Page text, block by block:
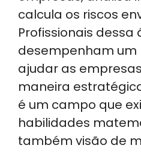
calcula os riscos
Profissionais dessa
desempenham um
ajudar as
maneira
é um campo que
habilidades
também visão de